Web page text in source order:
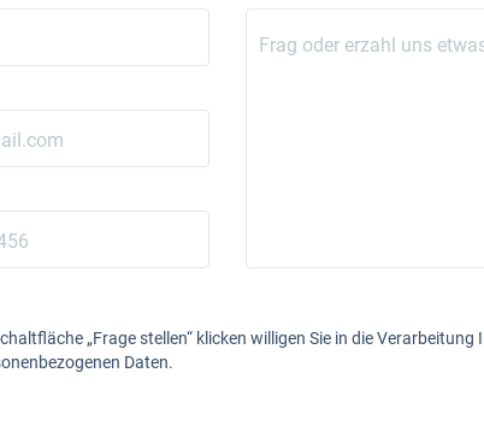
„Frage stellen“ klicken willigen Sie in die Verarbeitung
Daten.